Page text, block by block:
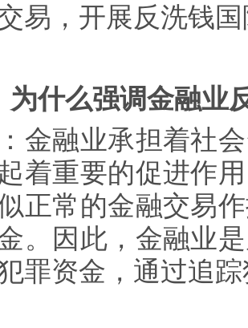
易，开展反洗钱
为什么强调金融业
金融业承担着社
着重要的促进作
正常的金融交易
。因此，金融业
罪资金，通过追